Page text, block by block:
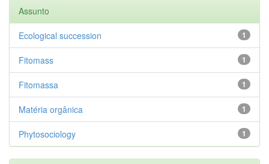
Assunto
1
Ecological succession
1
Fitomass
1
Fitomassa
1
Matéria orgânica
1
Phytosociology